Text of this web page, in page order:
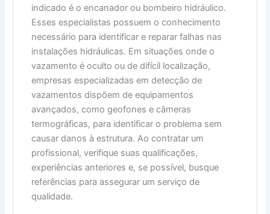
indicado é o encanador ou bombeiro hidráulico.
Esses especialistas possuem o conhecimento
necessário para identificar e reparar falhas nas
instalações hidráulicas. Em situações onde o
vazamento é oculto ou de difícil localização,
empresas especializadas em detecção de
vazamentos dispõem de equipamentos
avançados, como geofones e câmeras
termográficas, para identificar o problema sem
causar danos à estrutura. Ao contratar um
profissional, verifique suas qualificações,
experiências anteriores e, se possível, busque
referências para assegurar um serviço de
qualidade.